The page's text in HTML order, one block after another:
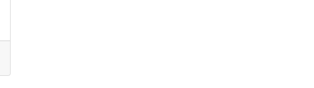
Lasso